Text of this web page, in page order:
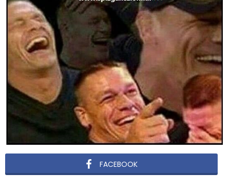
FACEBOOK